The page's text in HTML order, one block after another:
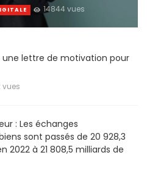
14844 vues
lettre de motivation pour
vues
: Les échanges
sont passés de 20 928,3
2022 à 21 808,5 milliards de